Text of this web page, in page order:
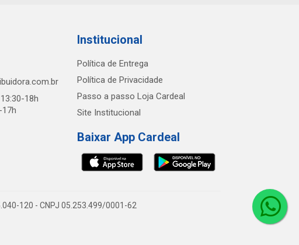
18h
17h
Institucional
Política de Entrega
Política de Privacidade
Passo a passo Loja Cardeal
Site Institucional
Baixar App Cardeal
120 - CNPJ 05.253.499/0001-62